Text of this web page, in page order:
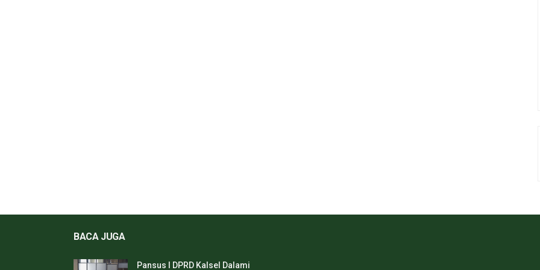
BACA JUGA
Pansus I DPRD Kalsel Dalami